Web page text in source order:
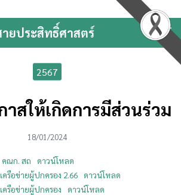
ายประสิทธิ์ศาสตร์
2567
าสให้เกิดการมีส่วนร่วม
18/01/2024
คณก. สถ
ดาวน์โหลด
ครือข่ายผู้ปกครอง 2.66
ดาวน์โหลด
ครือข่ายผู้ปกครอง
ดาวน์โหลด